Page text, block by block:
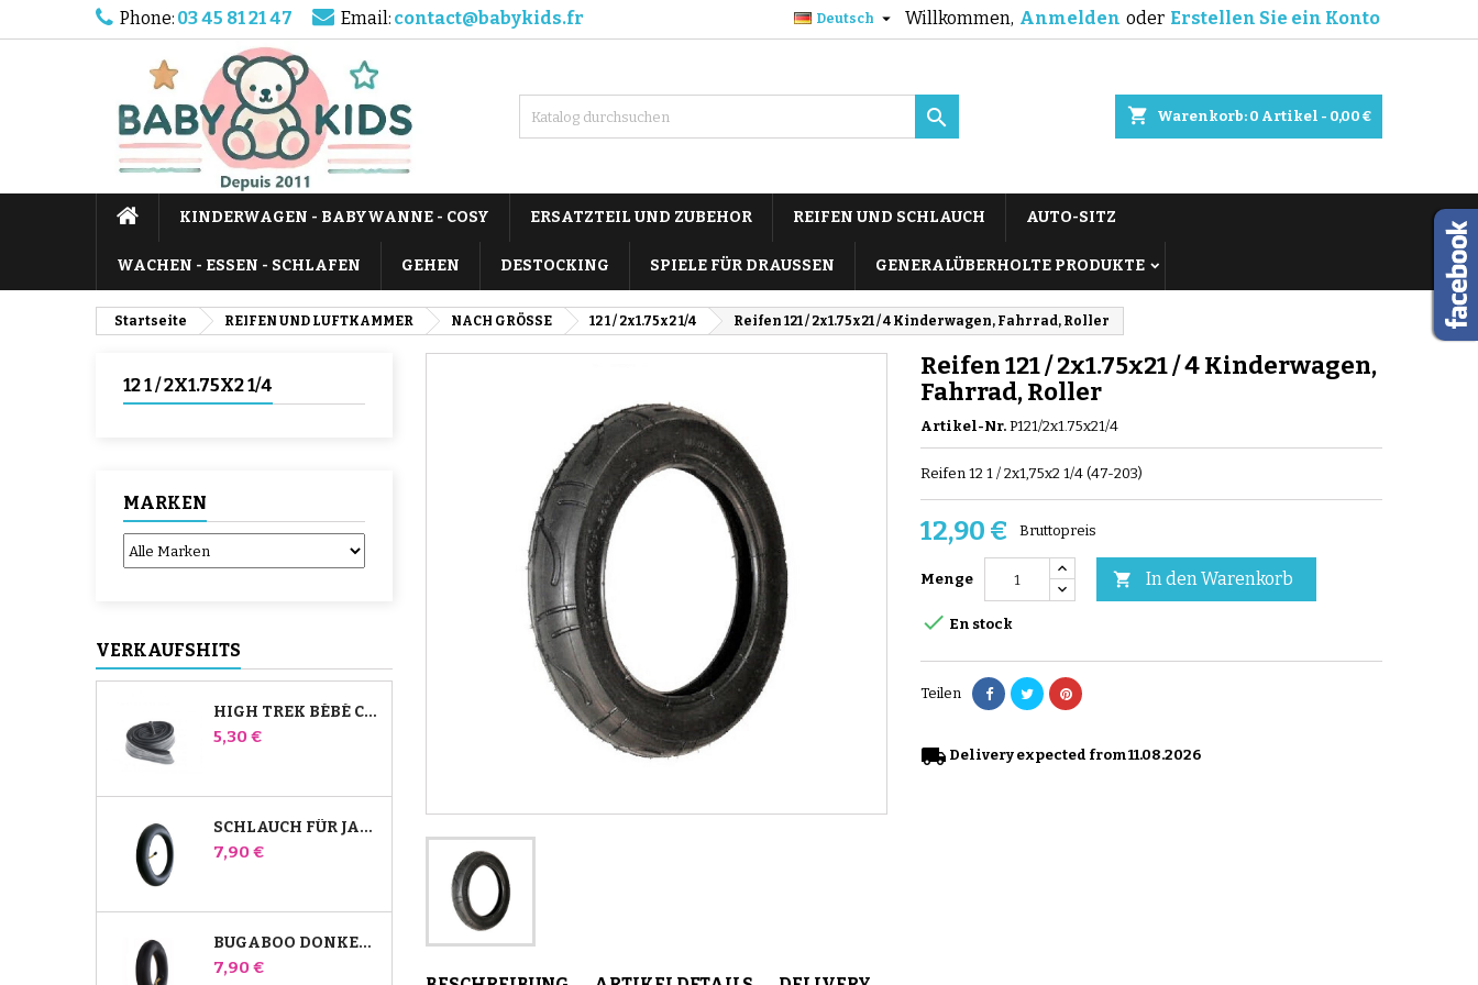
Phone: 03 45 81 21 47 Email: contact@babykids.fr Willkommen, Anmelden oder Erstellen Sie ein Konto
Deutsch 
shopping_cart Warenkorb: 0 Artikel - 0,00 €

KINDERWAGEN - BABYWANNE - COSY ERSATZTEIL UND ZUBEHOR REIFEN UND SCHLAUCH AUTO-SITZ
WACHEN - ESSEN - SCHLAFEN GEHEN DESTOCKING SPIELE FÜR DRAUSSEN GENERALÜBERHOLTE PRODUKTE
Startseite REIFEN UND LUFTKAMMER NACH GRÖSSE 12 1 / 2x1.75x2 1/4 Reifen 121 / 2x1.75x21 / 4 Kinderwagen, Fahrrad, Roller
12 1 / 2X1.75X2 1/4
MARKEN
VERKAUFSHITS
HIGH TREK BÉBÉ CONFORT SCHLAUCH
Preis
5,30 €
SCHLAUCH FÜR JANÉ SLALOM PRO UND POWERTWIN KINDERWAGEN
Preis
7,90 €
BUGABOO DONKEY KINDERWAGEN FRONT INNENROHR
Preis
7,90 €
Reifen 121 / 2x1.75x21 / 4 Kinderwagen,
Fahrrad, Roller
Artikel-Nr. P121/2x1.75x21/4
Reifen 12 1 / 2x1,75x2 1/4 (47-203)
12,90 € Bruttopreis
Menge  In den Warenkorb
 En stock
Teilen
local_shipping Delivery expected from 11.08.2026